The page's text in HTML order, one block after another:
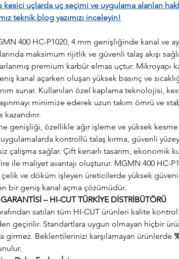
kesici uçlarda uç seçimi ve uygulama alanları
teknik blog yazımızı inceleyin!
400 HC-P1020, 4 mm genişliğinde kanal ve
maksimum rijitlik ve güvenli talaş akışı
premium karbür elmas uçtur. Mikroyapı
kanal açarken oluşan yüksek basınç ve
sunar. Kullanılan özel kaplama teknolojisi,
minimize ederek uzun takım ömrü ve
genişliği, özellikle ağır işleme ve yüksek
kontrollü talaş kırma, güvenli
çalışma sağlar. Çift kenarlı tasarım, ekonomik
ile maliyet avantajı oluşturur. MGMN 400 HC-
çelik ve döküm işleyen üreticilerde yüksek
bir geniş kanal açma çözümüdür.
GARANTİSİ – HI-CUT TÜRKİYE DİSTRİBÜTÖRÜ
satılan tüm HI-CUT ürünleri kalite kontrol
geçirilir. Standartlara uygun olmayan hiçbir
girmez. Beklentilerinizi karşılamayan ürünlerde